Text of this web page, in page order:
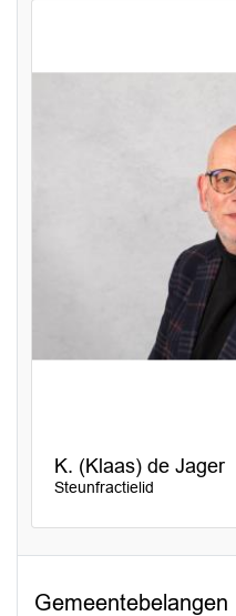
K. (Klaas) de Jager
Steunfractielid
Gemeentebelangen